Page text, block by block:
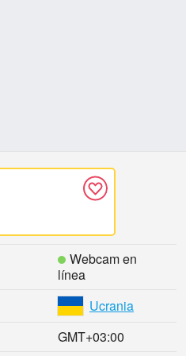
Webcam en
línea
Ucrania
GMT+03:00